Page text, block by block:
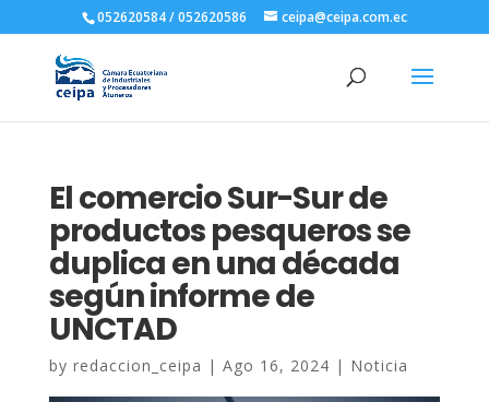
052620584 / 052620586 ceipa@ceipa.com.ec
El comercio Sur-Sur de
productos pesqueros se
duplica en una década
según informe de
UNCTAD
by redaccion_ceipa | Ago 16, 2024 | Noticia